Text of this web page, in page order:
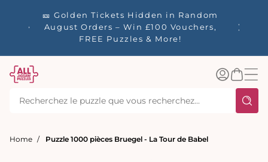
🎫 Golden Tickets Hidden in Random
August Orders – Win £100 Vouchers,
FREE Puzzles & More!
40%
Connexion
Panier
Home Puzzle 1000 pièces Bruegel - La Tour de Babel